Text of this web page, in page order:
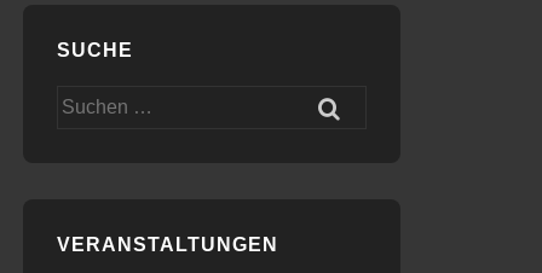
SUCHE
Suchen
VERANSTALTUNGEN